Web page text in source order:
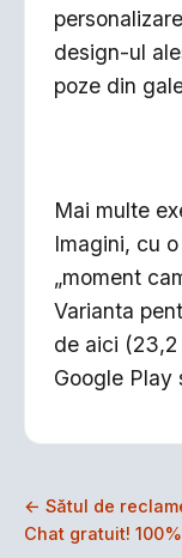
design-ul
poze din
Mai multe
Imagini, cu
„moment
Varianta
de aici (23,2
Google Play
← Sătul de
Chat gratuit!